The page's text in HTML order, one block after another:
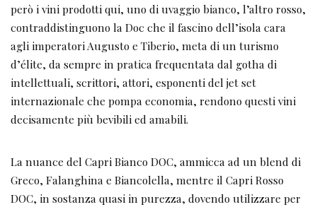
però i vini prodotti qui, uno di uvaggio bianco, l’altro rosso,
contraddistinguono la Doc che il fascino dell’isola cara
agli imperatori Augusto e Tiberio, meta di un turismo
d’élite, da sempre in pratica frequentata dal gotha di
intellettuali, scrittori, attori, esponenti del jet set
internazionale che pompa economia, rendono questi vini
decisamente più bevibili ed amabili.
La nuance del Capri Bianco DOC, ammicca ad un blend di
Greco, Falanghina e Biancolella, mentre il Capri Rosso
DOC, in sostanza quasi in purezza, dovendo utilizzare per